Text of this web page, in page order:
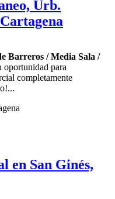
Urb.
Barreros / Media Sala /
oportunidad para
completamente
en San Ginés,